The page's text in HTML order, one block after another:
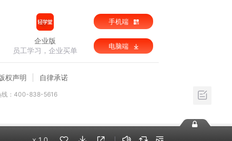
企业版
员工学习，企业买单
手机端
电脑端
权声明 自律承诺
线：400-838-5616